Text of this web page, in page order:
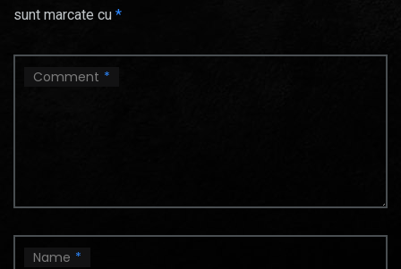
sunt marcate cu *
Comment *
Name *